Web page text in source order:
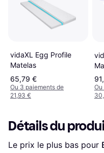
vidaXL Egg Profile
Matelas
65,79 €
Ou 3 paiements de
21,93 €
Ou
Détails du
Le prix le plus bas pour